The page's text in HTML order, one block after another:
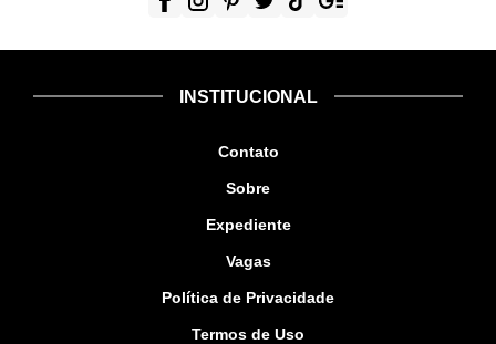
INSTITUCIONAL
Contato
Sobre
Expediente
Vagas
Política de Privacidade
Termos de Uso